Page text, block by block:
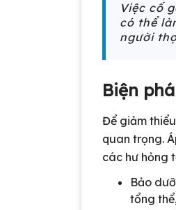
Việc cố
có thể
người
Biện
Để giảm
quan trọng.
các hư hỏng
Bảo
tổng